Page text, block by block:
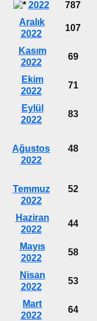
2022 787
Aralık
2022
107
Kasım
2022
69
Ekim
2022
71
Eylül
2022
83
Ağustos
2022
48
Temmuz
2022
52
Haziran
2022
44
Mayıs
2022
58
Nisan
2022
53
Mart
2022
64